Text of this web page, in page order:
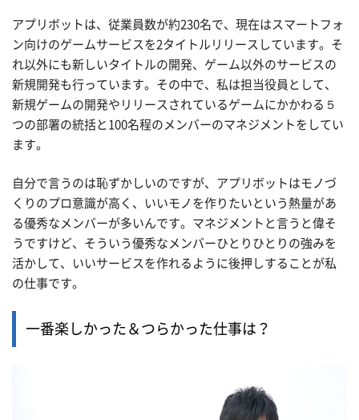
アプリボットは、従業員数が約230名で、現在はスマートフォ
ン向けのゲームサービスを2タイトルリリースしています。そ
れ以外にも新しいタイトルの開発、ゲーム以外のサービスの
新規開発も行っています。その中で、私は担当役員として、
新規ゲームの開発やリリースされているゲームにかかわる５
つの部署の統括と100名程のメンバーのマネジメントをしてい
ます。
自分で言うのは恥ずかしいのですが、アプリボットはモノづ
くりのプロ意識が高く、いいモノを作りたいという熱量があ
る優秀なメンバーが多いんです。マネジメントと言うと偉そ
うですけど、そういう優秀なメンバーひとりひとりの強みを
活かして、いいサービスを作れるように後押しすることが私
の仕事です。
一番楽しかった＆つらかった仕事は？